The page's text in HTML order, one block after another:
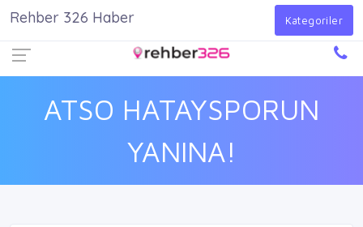
Giriş Yap
ATSO HATAYSPORUN
YANINA!
Rehber 326 Haber Kategoriler